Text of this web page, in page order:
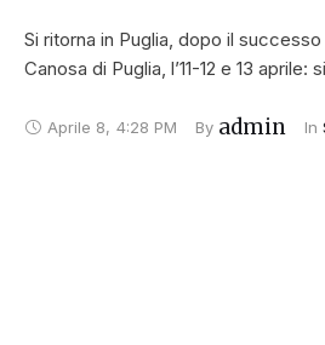
Si ritorna in Puglia, dopo il successo
Canosa di Puglia, l’11-12 e 13 aprile:
Aprile 8, 4:28 PM By admin In